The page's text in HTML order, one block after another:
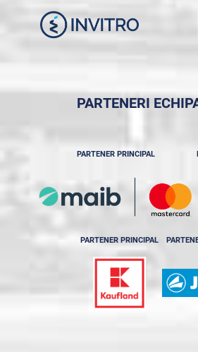
PARTENERI
PARTENER PRINCIPAL
PARTENER PRINCIPAL